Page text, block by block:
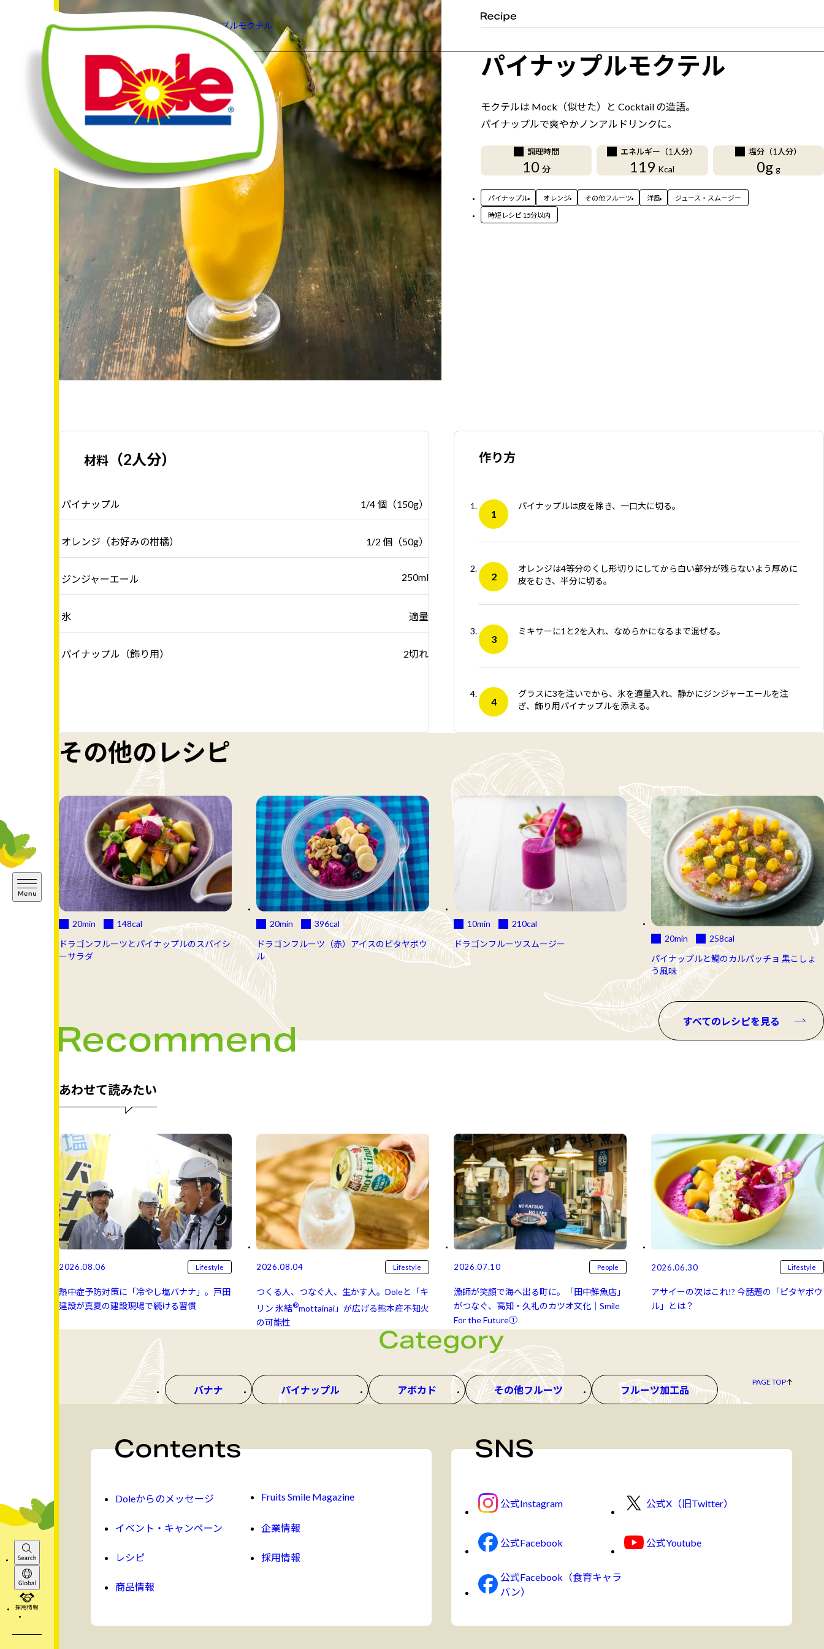
Search
Global
HOME レシピ パイナップルモクテル
パイナップルモクテル
モクテルは Mock（似せた）と Cocktail の造語。
パイナップルで爽やかノンアルドリンクに。
調理時間
10 分
エネルギー（1人分）
119 Kcal
塩分（1人分）
0g g
パイナップル オレンジ その他フルーツ 洋風 ジュース・スムージー
時短レシピ 15分以内
材料 （2人分）
パイナップル 1/4 個（150g）
オレンジ（お好みの柑橘） 1/2 個（50g）
ジンジャーエール 250ml
氷 適量
パイナップル（飾り用） 2切れ
作り方
パイナップルは皮を除き、一口大に切る。
オレンジは4等分のくし形切りにしてから白い部分が残らないよう厚めに
皮をむき、半分に切る。
ミキサーに1と2を入れ、なめらかになるまで混ぜる。
グラスに3を注いでから、氷を適量入れ、静かにジンジャーエールを注
ぎ、飾り用パイナップルを添える。
その他のレシピ
20min 148cal
ドラゴンフルーツとパイナップルのスパイシ
ーサラダ
20min 396cal
ドラゴンフルーツ（赤）アイスのピタヤボウ
ル
10min 210cal
ドラゴンフルーツスムージー
20min 258cal
パイナップルと鯛のカルパッチョ 黒こしょ
う風味
すべてのレシピを見る
あわせて読みたい
2026.08.06 Lifestyle
熱中症予防対策に「冷やし塩バナナ」。戸田
建設が真夏の建設現場で続ける習慣
2026.08.04 Lifestyle
つくる人、つなぐ人、生かす人。Doleと「キ
リン 氷結⁠⁠®mottainai」が広げる熊本産不知火
の可能性
2026.07.10 People
漁師が笑顔で海へ出る町に。「田中鮮魚店」
がつなぐ、高知・久礼のカツオ文化｜Smile
For the Future①
2026.06.30 Lifestyle
アサイーの次はこれ!? 今話題の「ピタヤボウ
ル」とは？
バナナ パイナップル アボカド その他フルーツ フルーツ加工品
PAGE TOP
Doleからのメッセージ
イベント・キャンペーン
レシピ
商品情報
Fruits Smile Magazine
企業情報
採用情報
公式Instagram
公式Facebook
公式Facebook（食育キャラ
バン）
公式X（旧Twitter）
公式Youtube